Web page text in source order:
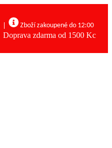
Zboží zakoupené do 12:00
Doprava zdarma od 1500 Kc